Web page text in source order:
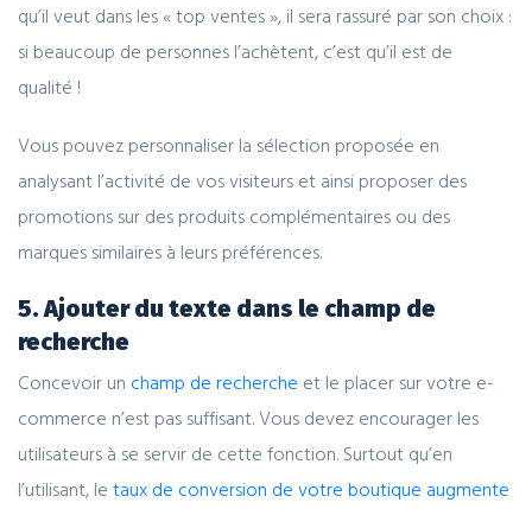
qu’il veut dans les « top ventes », il sera rassuré par son choix :
si beaucoup de personnes l’achètent, c’est qu’il est de
qualité !
Vous pouvez personnaliser la sélection proposée en
analysant l’activité de vos visiteurs et ainsi proposer des
promotions sur des produits complémentaires ou des
marques similaires à leurs préférences.
5. Ajouter du texte dans le champ de
recherche
Concevoir un champ de recherche et le placer sur votre e-
commerce n’est pas suffisant. Vous devez encourager les
utilisateurs à se servir de cette fonction. Surtout qu’en
l’utilisant, le taux de conversion de votre boutique augmente